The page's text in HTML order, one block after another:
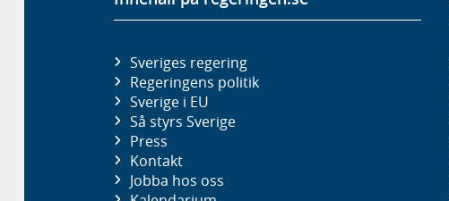
Sveriges regering
Regeringens politik
Sverige i EU
Så styrs Sverige
Press
Kontakt
Jobba hos oss